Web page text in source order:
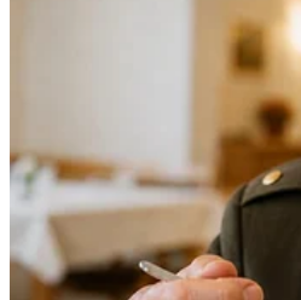
Ovo je period u kojem ćete
BLIZANCI
Blizanci dobijaju priliku koja
drugima.